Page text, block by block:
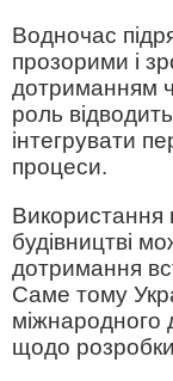
Водночас
прозорими і
дотриманням
роль
інтегрувати
процеси.
Використання
будівництві
дотримання
Саме тому
міжнародного
щодо розробки